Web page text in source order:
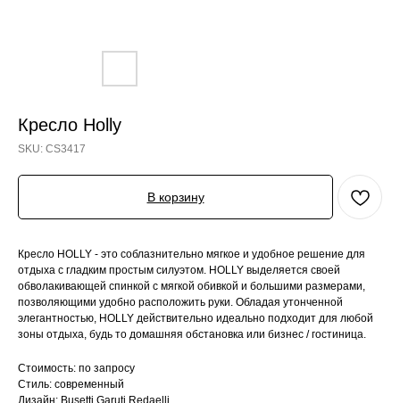
Кресло Holly
SKU: CS3417
В корзину
Кресло HOLLY - это соблазнительно мягкое и удобное решение для
отдыха с гладким простым силуэтом. HOLLY выделяется своей
обволакивающей спинкой с мягкой обивкой и большими размерами,
позволяющими удобно расположить руки. Обладая утонченной
элегантностью, HOLLY действительно идеально подходит для любой
зоны отдыха, будь то домашняя обстановка или бизнес / гостиница.
Стоимость: по запросу
Стиль: современный
Дизайн: Busetti Garuti Redaelli